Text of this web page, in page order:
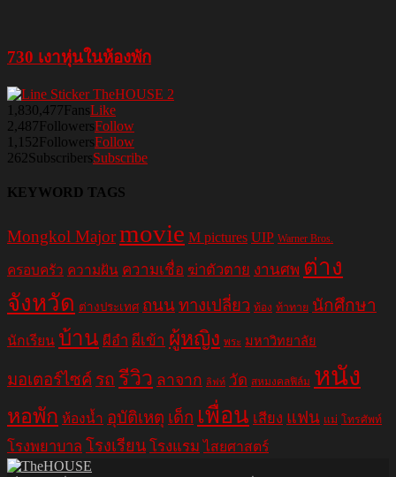
730 เงาหุ่นในห้องพัก
1,830,477FansLike
2,487FollowersFollow
1,152FollowersFollow
262SubscribersSubscribe
KEYWORD TAGS
Mongkol Majormovie M pictures UIP Warner Bros.
ครอบครัว ความฝัน ความเชื่อ ฆ่าตัวตาย งานศพ ต่าง
จังหวัด ต่างประเทศ ถนนทางเปลี่ยว ท้อง ท้าทาย นักศึกษา
นักเรียน บ้าน ผีอำ ผีเข้า ผู้หญิง พระ มหาวิทยาลัย
มอเตอร์ไซค์ รถ รีวิว ลาจาก ลิฟท์ วัด สหมงคลฟิล์ม หนัง
หอพัก ห้องน้ำ อุบัติเหตุ เด็ก เพื่อน เสียง แฟน แม่ โทรศัพท์
โรงพยาบาล โรงเรียน โรงแรม ไสยศาสตร์